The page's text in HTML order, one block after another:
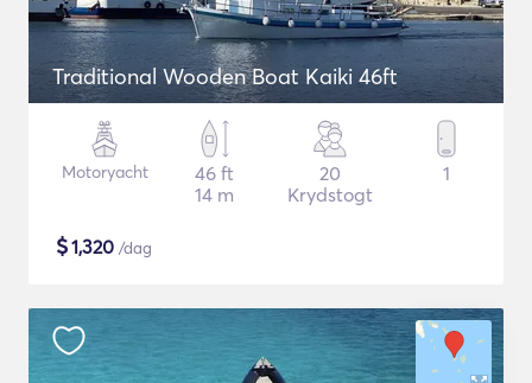
Traditional Wooden Boat Kaiki 46ft
Motoryacht
46 ft
14 m
20
Krydstogt
1
$1,320 /dag